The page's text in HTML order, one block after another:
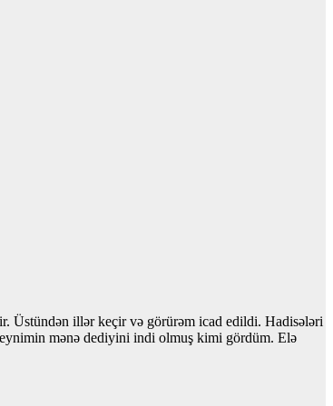
Üstündən illər keçir və görürəm icad edildi. Hadisələri
mənə dediyini indi olmuş kimi gördüm. Elə